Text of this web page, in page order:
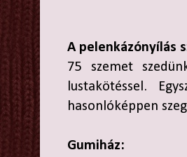
A pelenkázónyílás
75 szemet
lustakötéssel.
hasonlóképpen
Gumiház: